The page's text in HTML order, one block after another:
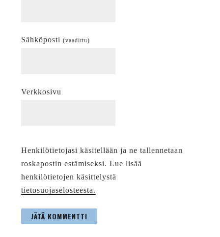
Sähköposti (vaadittu)
Verkkosivu
Henkilötietojasi käsitellään ja ne tallennetaan
roskapostin estämiseksi. Lue lisää
henkilötietojen käsittelystä
tietosuojaselosteesta.